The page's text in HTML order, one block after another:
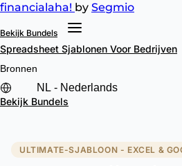
financialaha! by Segmio
Bekijk Bundels
Spreadsheet Sjablonen Voor Bedrijven
Bronnen
Bekijk Bundels
ULTIMATE-SJABLOON - EXCEL &